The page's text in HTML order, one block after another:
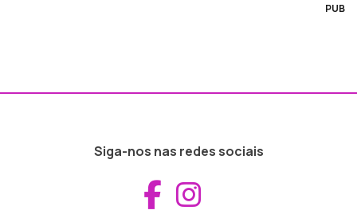
PUB
Siga-nos nas redes sociais
Aceder ao